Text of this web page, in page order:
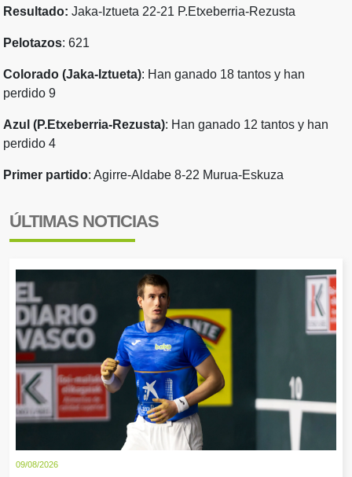
Resultado: Jaka-Iztueta 22-21 P.Etxeberria-Rezusta
Pelotazos: 621
Colorado (Jaka-Iztueta): Han ganado 18 tantos y han
perdido 9
Azul (P.Etxeberria-Rezusta): Han ganado 12 tantos y han
perdido 4
Primer partido: Agirre-Aldabe 8-22 Murua-Eskuza
ÚLTIMAS NOTICIAS
09/08/2026